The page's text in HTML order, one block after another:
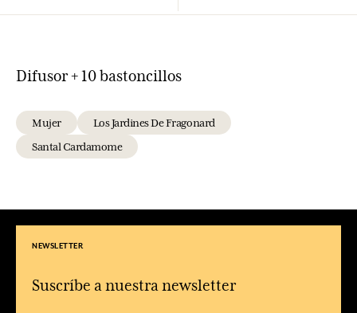
Difusor + 10 bastoncillos
Mujer
Los Jardines De Fragonard
Santal Cardamome
NEWSLETTER
Suscríbe a nuestra newsletter